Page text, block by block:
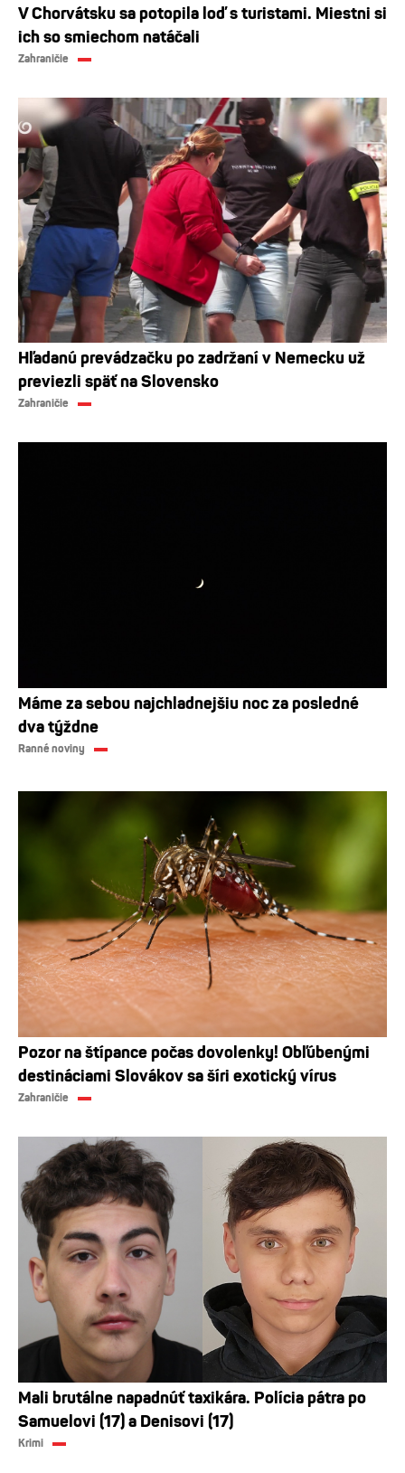
V Chorvátsku sa potopila loď s turistami. Miestni si
ich so smiechom natáčali
Zahraničie
Hľadanú prevádzačku po zadržaní v Nemecku už
previezli späť na Slovensko
Zahraničie
Máme za sebou najchladnejšiu noc za posledné
dva týždne
Ranné noviny
Pozor na štípance počas dovolenky! Obľúbenými
destináciami Slovákov sa šíri exotický vírus
Zahraničie
Mali brutálne napadnúť taxikára. Polícia pátra po
Samuelovi (17) a Denisovi (17)
Krimi